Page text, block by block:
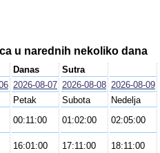
u narednih nekoliko dana
Danas
Sutra
2026-08-07 2026-08-08 2026-08-09
Petak Subota
Nedelja
00:11:00 01:02:00
02:05:00
16:01:00 17:11:00 18:11:00